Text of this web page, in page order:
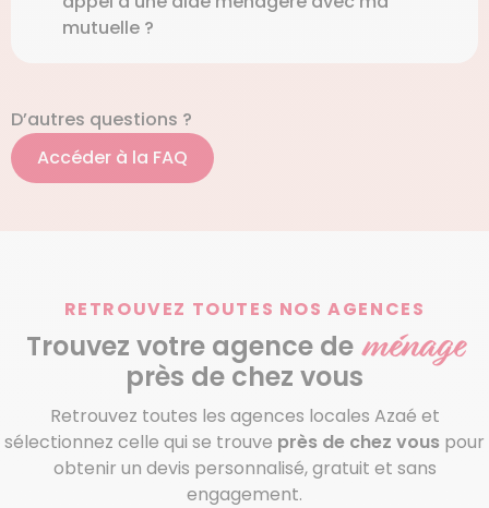
mutuelle ?
D’autres questions ?
Accéder à la FAQ
RETROUVEZ TOUTES NOS AGENCES
Trouvez votre agence de ménage
près de chez vous
Retrouvez toutes les agences locales Azaé et
sélectionnez celle qui se trouve près de chez vous pour
obtenir un devis personnalisé, gratuit et sans
engagement.